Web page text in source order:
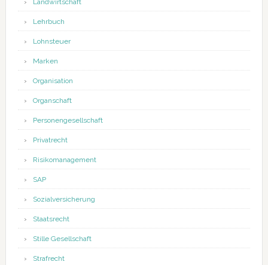
Landwirtschaft
Lehrbuch
Lohnsteuer
Marken
Organisation
Organschaft
Personengesellschaft
Privatrecht
Risikomanagement
SAP
Sozialversicherung
Staatsrecht
Stille Gesellschaft
Strafrecht